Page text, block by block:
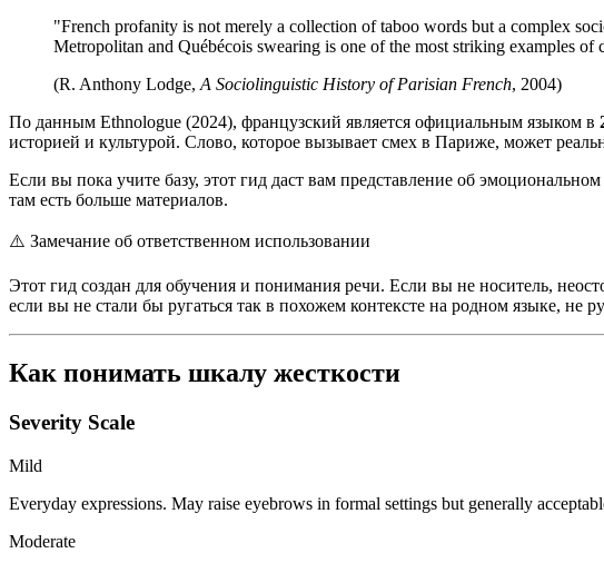
"French profanity is not merely a collection of taboo words but a complex
Metropolitan and Québécois swearing is one of the most striking examples
(R. Anthony Lodge,A Sociolinguistic History of Parisian French, 2004)
По данным Ethnologue (2024), французский является официальным языком в
историей и культурой. Слово, которое вызывает смех в Париже, может
Если вы пока учите базу, этот гид даст вам представление об
там есть больше материалов.
⚠️ Замечание об ответственном использовании
Этот гид создан для обучения и понимания речи. Если вы не носитель,
если вы не стали бы ругаться так в похожем контексте на родном языке, не
Как понимать шкалу жесткости
Severity Scale
Mild
Everyday expressions. May raise eyebrows in formal settings but generally
Moderate